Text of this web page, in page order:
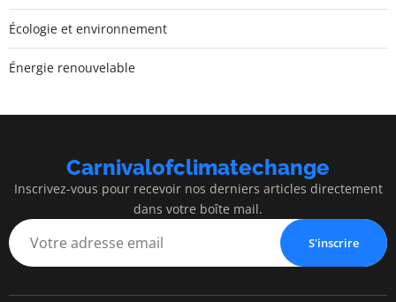
Écologie et environnement
Énergie renouvelable
Carnivalofclimatechange
Inscrivez-vous pour recevoir nos derniers articles directement
dans votre boîte mail.
S'inscrire